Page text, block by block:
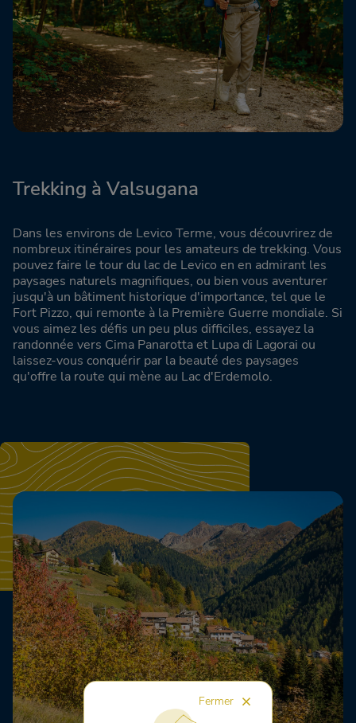
Trekking à Valsugana
Dans les environs de Levico Terme, vous découvrirez de
nombreux itinéraires pour les amateurs de trekking. Vous
pouvez faire le tour du lac de Levico en en admirant les
paysages naturels magnifiques, ou bien vous aventurer
jusqu'à un bâtiment historique d'importance, tel que le
Fort Pizzo, qui remonte à la Première Guerre mondiale. Si
vous aimez les défis un peu plus difficiles, essayez la
randonnée vers Cima Panarotta et Lupa di Lagorai ou
laissez-vous conquérir par la beauté des paysages
qu'offre la route qui mène au Lac d'Erdemolo.
Fermer